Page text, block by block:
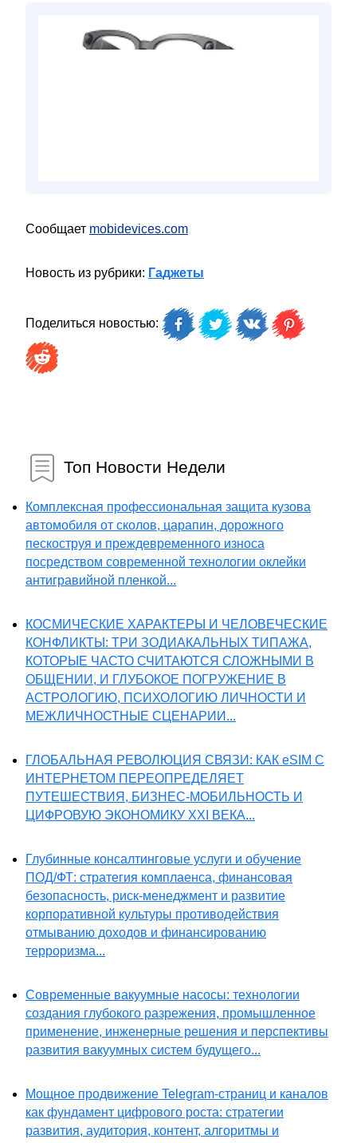
Сообщает mobidevices.com
Новость из рубрики: Гаджеты
Поделиться новостью:
Топ Новости Недели
Комплексная профессиональная защита кузова
автомобиля от сколов, царапин, дорожного
пескоструя и преждевременного износа
посредством современной технологии оклейки
антигравийной пленкой...
КОСМИЧЕСКИЕ ХАРАКТЕРЫ И ЧЕЛОВЕЧЕСКИЕ
КОНФЛИКТЫ: ТРИ ЗОДИАКАЛЬНЫХ ТИПАЖА,
КОТОРЫЕ ЧАСТО СЧИТАЮТСЯ СЛОЖНЫМИ В
ОБЩЕНИИ, И ГЛУБОКОЕ ПОГРУЖЕНИЕ В
АСТРОЛОГИЮ, ПСИХОЛОГИЮ ЛИЧНОСТИ И
МЕЖЛИЧНОСТНЫЕ СЦЕНАРИИ...
ГЛОБАЛЬНАЯ РЕВОЛЮЦИЯ СВЯЗИ: КАК eSIM С
ИНТЕРНЕТОМ ПЕРЕОПРЕДЕЛЯЕТ
ПУТЕШЕСТВИЯ, БИЗНЕС-МОБИЛЬНОСТЬ И
ЦИФРОВУЮ ЭКОНОМИКУ XXI ВЕКА...
Глубинные консалтинговые услуги и обучение
ПОД/ФТ: стратегия комплаенса, финансовая
безопасность, риск-менеджмент и развитие
корпоративной культуры противодействия
отмыванию доходов и финансированию
терроризма...
Современные вакуумные насосы: технологии
создания глубокого разрежения, промышленное
применение, инженерные решения и перспективы
развития вакуумных систем будущего...
Мощное продвижение Telegram-страниц и каналов
как фундамент цифрового роста: стратегии
развития, аудитория, контент, алгоритмы и